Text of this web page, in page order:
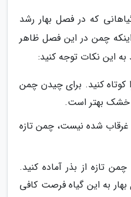
که در فصل بهار رشد
چمن در این فصل ظاهر
به این نکات توجه کنید:
کنید. برای چیدن چمن
خشک بهتر است.
غرقاب شده نیست، چمن تازه
تازه از بذر آماده کنید.
به این گیاه فرصت کافی